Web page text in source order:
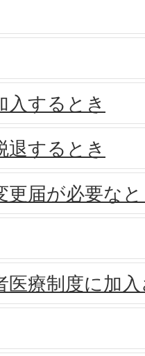
入するとき
退するとき
更届が必要な
医療制度に加